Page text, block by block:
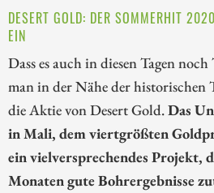
DESERT GOLD: DER SOMMERHIT
EIN
Dass es auch in diesen Tagen
man in der Nähe der historischen
die Aktie von Desert Gold.Das
in Mali, dem viertgrößten
ein vielversprechendes Projekt,
Monaten gute Bohrergebnisse